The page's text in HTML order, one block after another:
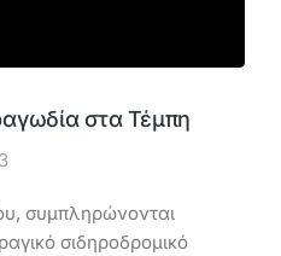
στα Τέμπη
συμπληρώνονται
σιδηροδρομικό